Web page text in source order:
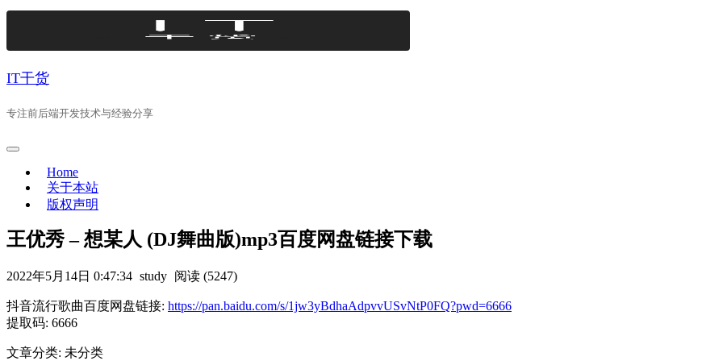
Skip
IT干货
专注前后端开发技术与经验分享
Home
关于本站
版权声明
王优秀 – 想某人 (DJ舞曲版)mp3百度网盘链接下载
2022年5月14日 0:47:34 study 阅读 (5247)
抖音流行歌曲百度网盘链接: https://pan.baidu.com/s/1jw3yBdhaAdpvvUSvNtP0FQ?pwd=6666
提取码: 6666
文章分类: 未分类